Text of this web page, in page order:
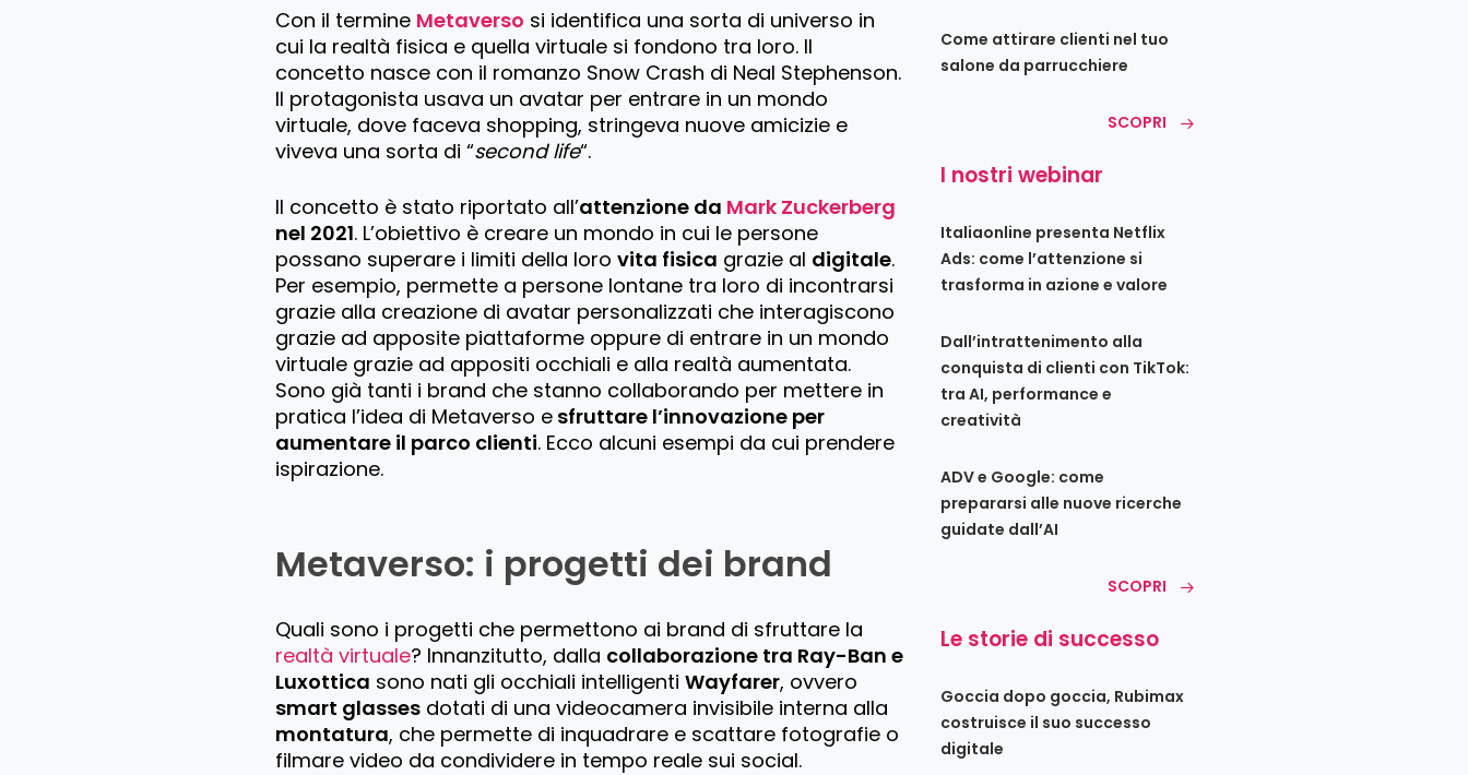
Con il termine Metaverso si identifica una sorta di universo in
cui la realtà fisica e quella virtuale si fondono tra loro. Il
concetto nasce con il romanzo Snow Crash di Neal Stephenson.
Il protagonista usava un avatar per entrare in un mondo
virtuale, dove faceva shopping, stringeva nuove amicizie e
viveva una sorta di “second life“.
Il concetto è stato riportato all’attenzione da Mark Zuckerberg
nel 2021. L’obiettivo è creare un mondo in cui le persone
possano superare i limiti della lorovita fisica grazie al digitale.
Per esempio, permette a persone lontane tra loro di incontrarsi
grazie alla creazione di avatar personalizzati che interagiscono
grazie ad apposite piattaforme oppure di entrare in un mondo
virtuale grazie ad appositi occhiali e alla realtà aumentata.
Sono già tanti i brand che stanno collaborando per mettere in
pratica l’idea di Metaverso e sfruttare l’innovazione per
aumentare il parco clienti. Ecco alcuni esempi da cui prendere
ispirazione.
Metaverso: i progetti dei brand
Quali sono i progetti che permettono ai brand di sfruttare la
realtà virtuale? Innanzitutto, dalla collaborazione tra Ray-Ban e
Luxottica sono nati gli occhiali intelligentiWayfarer, ovvero
smart glasses dotati di una videocamera invisibile interna alla
montatura, che permette di inquadrare e scattare fotografie o
filmare video da condividere in tempo reale sui social.
Come attirare clienti nel tuo
salone da parrucchiere
SCOPRI
I nostri webinar
Italiaonline presenta Netflix
Ads: come l’attenzione si
trasforma in azione e valore
Dall’intrattenimento alla
conquista di clienti con TikTok:
tra AI, performance e
creatività
ADV e Google: come
prepararsi alle nuove ricerche
guidate dall’AI
SCOPRI
Le storie di successo
Goccia dopo goccia, Rubimax
costruisce il suo successo
digitale